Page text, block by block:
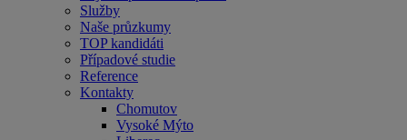
Služby
Naše průzkumy
TOP kandidáti
Případové studie
Reference
Kontakty
Chomutov
Vysoké Mýto